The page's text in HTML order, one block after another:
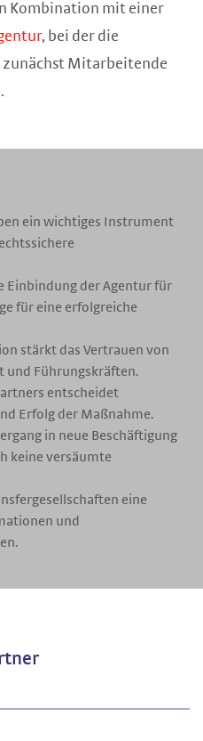
Kombination mit einer
, bei der die
Mitarbeitende
ein wichtiges Instrument
Einbindung der Agentur für
für eine erfolgreiche
stärkt das Vertrauen von
und Führungskräften.
entscheidet
Erfolg der Maßnahme.
in neue Beschäftigung
keine versäumte
eine
und